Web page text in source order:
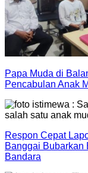
Papa Muda di
Pencabulan Anak
Respon Cepat
Banggai Bubarkan
Bandara